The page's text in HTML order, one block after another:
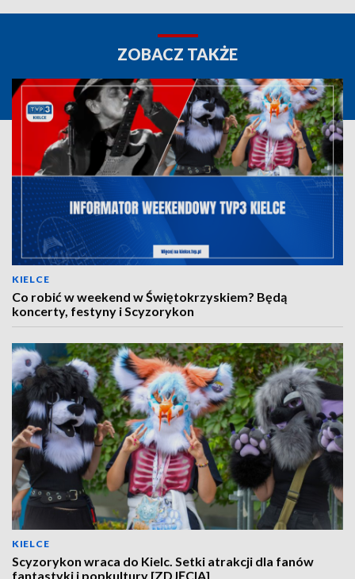
ZOBACZ TAKŻE
KIELCE
Co robić w weekend w Świętokrzyskiem? Będą
koncerty, festyny i Scyzorykon
KIELCE
Scyzorykon wraca do Kielc. Setki atrakcji dla fanów
fantastyki i popkultury [ZDJĘCIA]